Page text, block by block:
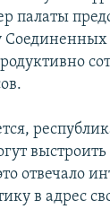
палаты
отвечало
в адрес